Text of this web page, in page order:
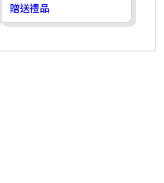
贈送禮品